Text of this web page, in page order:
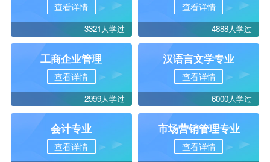
查看详情
3321人学过
查看详情
4888人学过
工商企业管理
查看详情
2999人学过
汉语言文学专业
查看详情
6000人学过
会计专业
查看详情
市场营销管理专业
查看详情